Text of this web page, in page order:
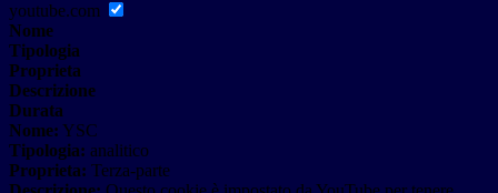
youtube.com
Nome
Tipologia
Proprieta
Descrizione
Durata
Nome: YSC
Tipologia: analitico
Proprieta: Terza-parte